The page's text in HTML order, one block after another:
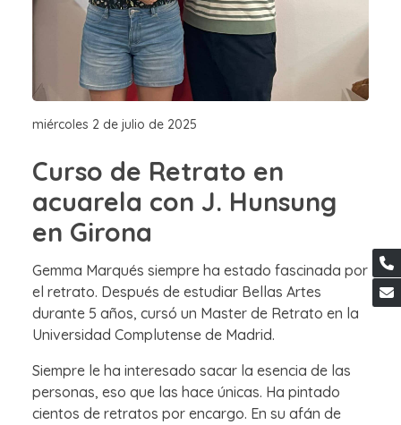
miércoles 2 de julio de 2025
Curso de Retrato en
acuarela con J. Hunsung
en Girona
Gemma Marqués siempre ha estado fascinada por
el retrato. Después de estudiar Bellas Artes
durante 5 años, cursó un Master de Retrato en la
Universidad Complutense de Madrid.
Siempre le ha interesado sacar la esencia de las
personas, eso que las hace únicas. Ha pintado
cientos de retratos por encargo. En su afán de